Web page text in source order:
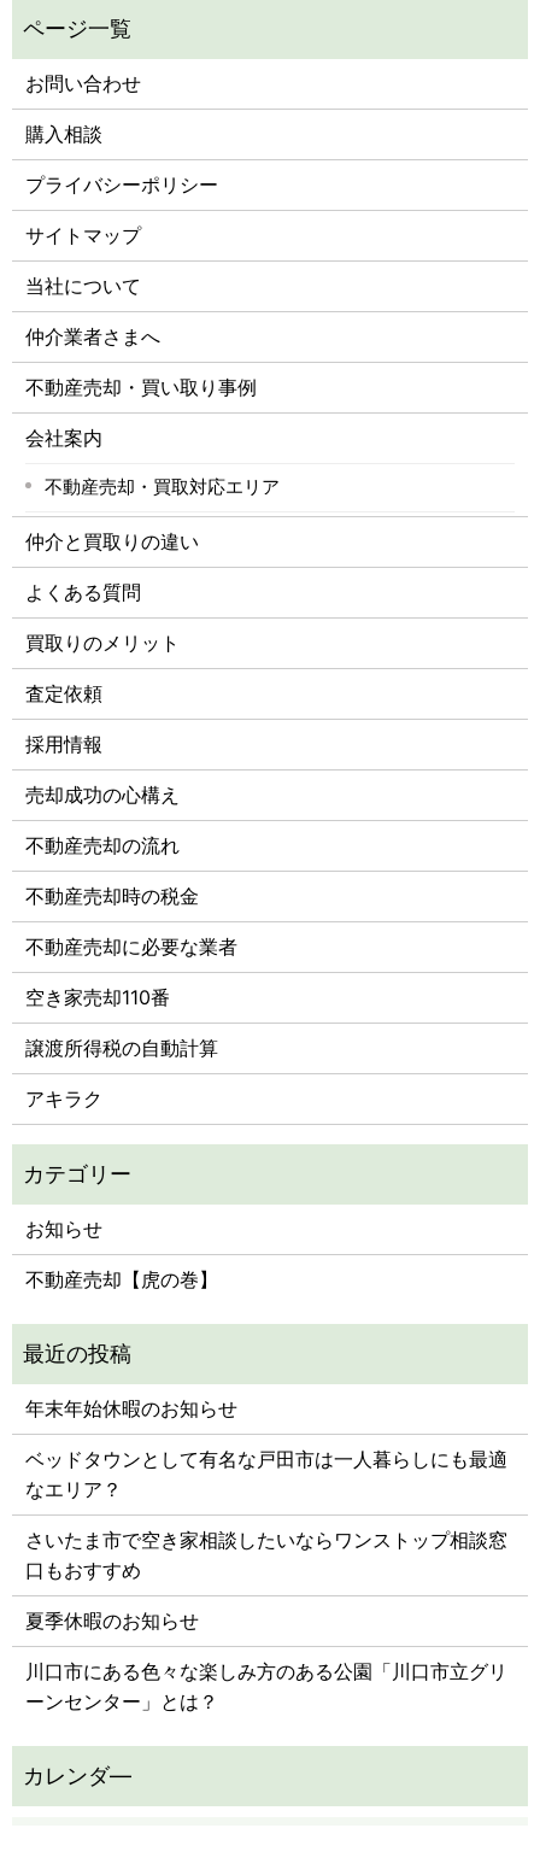
お問い合わせ
購入相談
プライバシーポリシー
サイトマップ
当社について
仲介業者さまへ
不動産売却・買い取り事例
会社案内
不動産売却・買取対応エリア
仲介と買取りの違い
よくある質問
買取りのメリット
査定依頼
採用情報
売却成功の心構え
不動産売却の流れ
不動産売却時の税金
不動産売却に必要な業者
空き家売却110番
譲渡所得税の自動計算
アキラク
お知らせ
不動産売却【虎の巻】
年末年始休暇のお知らせ
ベッドタウンとして有名な戸田市は一人暮らしにも最適
なエリア？
さいたま市で空き家相談したいならワンストップ相談窓
口もおすすめ
夏季休暇のお知らせ
川口市にある色々な楽しみ方のある公園「川口市立グリ
ーンセンター」とは？